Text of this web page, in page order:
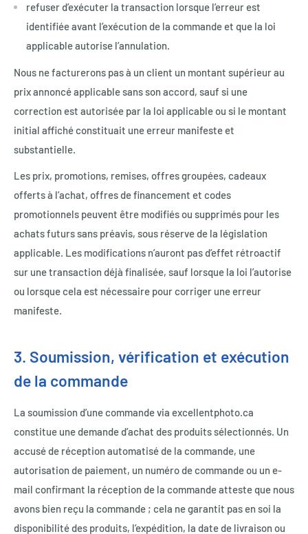
refuser d’exécuter la transaction lorsque l’erreur est
identifiée avant l’exécution de la commande et que la loi
applicable autorise l’annulation.
Nous ne facturerons pas à un client un montant supérieur au
prix annoncé applicable sans son accord, sauf si une
correction est autorisée par la loi applicable ou si le montant
initial affiché constituait une erreur manifeste et
substantielle.
Les prix, promotions, remises, offres groupées, cadeaux
offerts à l’achat, offres de financement et codes
promotionnels peuvent être modifiés ou supprimés pour les
achats futurs sans préavis, sous réserve de la législation
applicable. Les modifications n’auront pas d’effet rétroactif
sur une transaction déjà finalisée, sauf lorsque la loi l’autorise
ou lorsque cela est nécessaire pour corriger une erreur
manifeste.
3. Soumission, vérification et exécution
de la commande
La soumission d’une commande via excellentphoto.ca
constitue une demande d’achat des produits sélectionnés. Un
accusé de réception automatisé de la commande, une
autorisation de paiement, un numéro de commande ou un e-
mail confirmant la réception de la commande atteste que nous
avons bien reçu la commande ; cela ne garantit pas en soi la
disponibilité des produits, l’expédition, la date de livraison ou